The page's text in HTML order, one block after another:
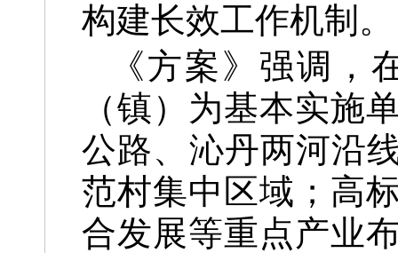
构建长效工作机制。
《方案》强调，
（镇）为基本实施
公路、沁丹两河沿
范村集中区域；高
合发展等重点产业